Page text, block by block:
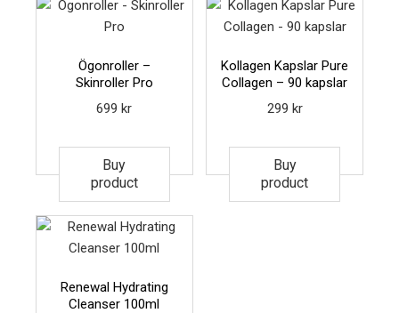
Ögonroller –
Skinroller Pro
699kr
Buy
product
Kollagen Kapslar Pure
Collagen – 90 kapslar
299 kr
Buy
product
Renewal Hydrating
Cleanser 100ml